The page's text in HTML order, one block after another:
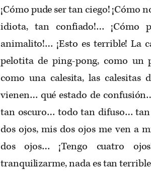
¡Cómo pude ser tan ciego! ¡Cómo
idiota, tan confiado!… ¡Cómo
animalito!… ¡Esto es terrible! La
pelotita de ping-pong, como
como una calesita, las calesitas
vienen… qué estado de
tan oscuro… todo tan difuso…
dos ojos, mis dos ojos me ven a
dos ojos… ¡Tengo cuatro
tranquilizarme, nada es tan